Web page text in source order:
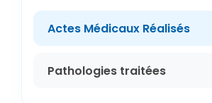
Actes Médicaux Réalisés
Pathologies traitées